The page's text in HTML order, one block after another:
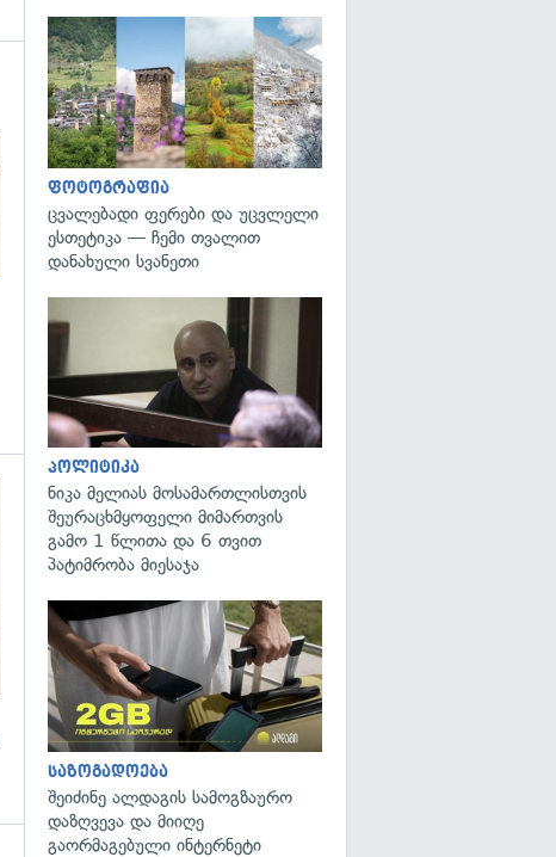
გადახედვა
გადახედვა
ფოტოგრაფია
ცვალებადი ფერები და უცვლელი
ესთეტიკა — ჩემი თვალით
დანახული სვანეთი
პოლიტიკა
ნიკა მელიას მოსამართლისთვის
შეურაცხმყოფელი მიმართვის
გამო 1 წლითა და 6 თვით
პატიმრობა მიესაჯა
საზოგადოება
შეიძინე ალდაგის სამოგზაურო
დაზღვევა და მიიღე
გაორმაგებული ინტერნეტი